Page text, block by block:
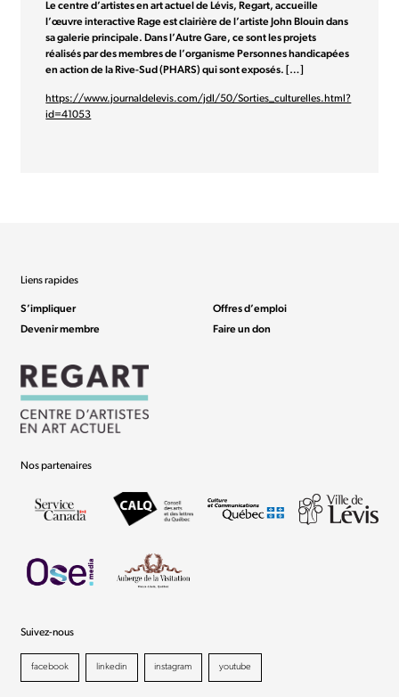
Le centre d’artistes en art actuel de Lévis, Regart, accueille
l’œuvre interactive Rage est clairière de l’artiste John Blouin dans
sa galerie principale. Dans l’Autre Gare, ce sont les projets
réalisés par des membres de l’organisme Personnes handicapées
en action de la Rive-Sud (PHARS) qui sont exposés. […]
https://www.journaldelevis.com/jdl/50/Sorties_culturelles.html?
id=41053
Liens rapides
S’impliquer
Devenir membre
Offres d’emploi
Faire un don
Nos partenaires
Suivez-nous
facebook linkedin instagram youtube